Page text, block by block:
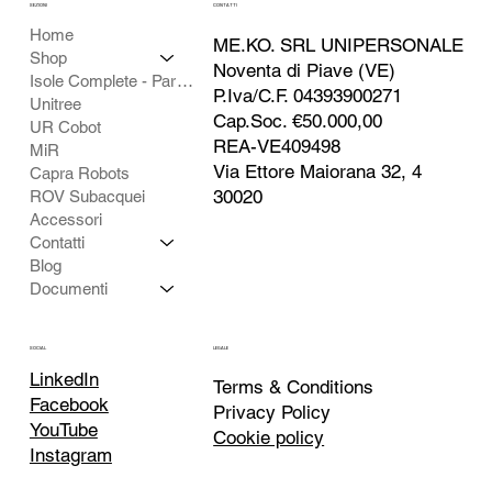
SEZIONI
Home
Shop
Isole Complete - Partner
Unitree
UR Cobot
MiR
Capra Robots
ROV Subacquei
Accessori
Contatti
Blog
Documenti
LEGALE
Terms & Conditions
Privacy Policy
Cookie policy
SOCIAL
LinkedIn
Facebook
YouTube
Instagram
CONTATTI
ME.KO. SRL UNIPERSONALE
Via Ettore Maiorana 32, 4
30020
Noventa di Piave (VE)
P.Iva/C.F. 04393900271
Cap.Soc. €50.000,00
REA-VE409498